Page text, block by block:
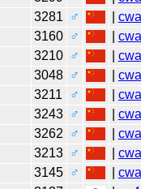
3281 ♂ cwa
3160 ♂ cwa
3210 ♂ cwa
3048 ♂ cwa
3211 ♂ cwa
3243 ♂ cwa
3262 ♂ cwa
3213 ♂ cwa
3145 ♂ cwa